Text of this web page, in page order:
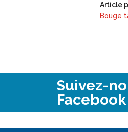
Article
Bouge
Suivez-
Facebook